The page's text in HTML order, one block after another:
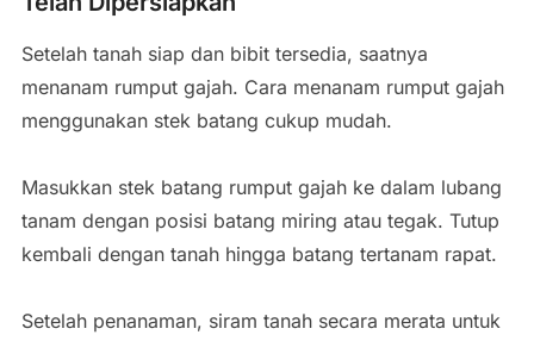
Setelah tanah siap dan bibit tersedia, saatnya
menanam rumput gajah. Cara menanam rumput gajah
menggunakan stek batang cukup mudah.
Masukkan stek batang rumput gajah ke dalam lubang
tanam dengan posisi batang miring atau tegak. Tutup
kembali dengan tanah hingga batang tertanam rapat.
Setelah penanaman, siram tanah secara merata untuk